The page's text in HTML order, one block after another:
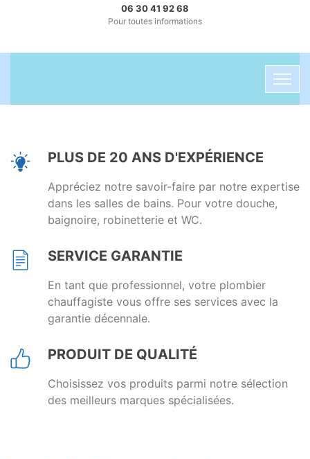
06 30 41 92 68
Pour toutes informations
PLUS DE 20 ANS D'EXPÉRIENCE
Appréciez notre savoir-faire par notre expertise
dans les salles de bains. Pour votre douche,
baignoire, robinetterie et WC.
SERVICE GARANTIE
En tant que professionnel, votre plombier
chauffagiste vous offre ses services avec la
garantie décennale.
PRODUIT DE QUALITÉ
Choisissez vos produits parmi notre sélection
des meilleurs marques spécialisées.